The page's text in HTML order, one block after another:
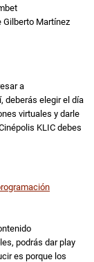
Gilberto Martínez
a
deberás elegir el día
virtuales y darle
KLIC debes
podrás dar play
es porque los